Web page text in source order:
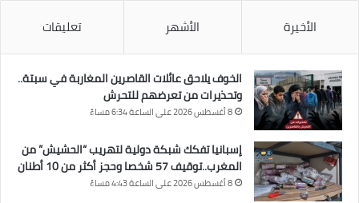
الأخيرة الأشهر تعليقات
الخوف يلاحق عائلات القاصرين المغاربة في سبتة..
وتحذيرات من تعرضهم للتحرش
8 أغسطس 2026 على الساعة 6:34 مساءً
إسبانيا تفكك شبكة دولية لتهريب “الحشيش” من
المغرب..توقيف 57 شخصا وحجز أكثر من 10 أطنان
8 أغسطس 2026 على الساعة 4:43 مساءً